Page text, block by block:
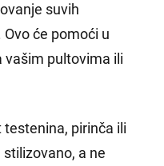
suvih
će pomoći u
vašim pultovima ili
pirinča ili
a ne